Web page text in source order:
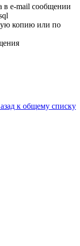
в e-mail сообщении
копию или по
к общему списку